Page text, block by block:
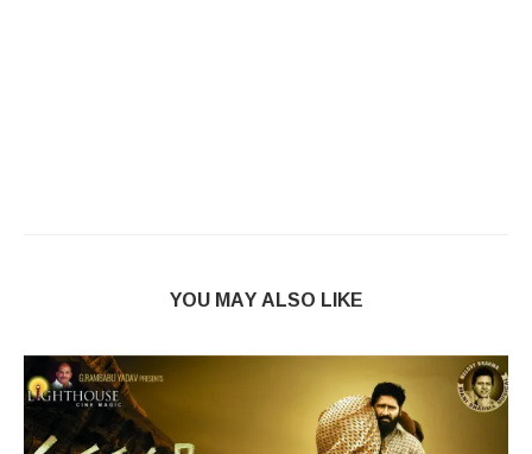
YOU MAY ALSO LIKE